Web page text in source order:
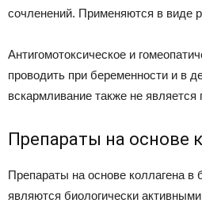
сочленений. Применяются в виде
Антигомотоксическое и
проводить при беременности и в
вскармливание также не является
Препараты на основе
Препараты на основе коллагена в
являются биологически